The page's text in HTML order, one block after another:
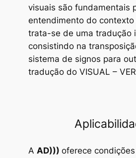
visuais são fundamentais
entendimento do
trata-se de uma tradução
consistindo na
sistema de signos para
tradução do VISUAL –
AAD)))oferece